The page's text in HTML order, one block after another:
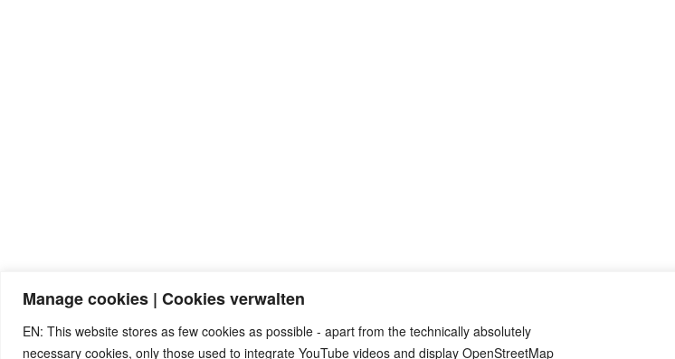
Manage cookies | Cookies verwalten
EN: This website stores as few cookies as possible - apart from the technically absolutely
necessary cookies, only those used to integrate YouTube videos and display OpenStreetMap